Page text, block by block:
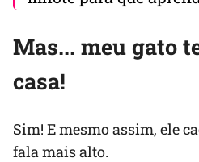
Mas... meu gato
casa!
Sim! E mesmo assim, ele
fala mais alto.